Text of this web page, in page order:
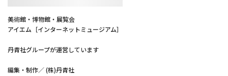
美術館・博物館・展覧会
アイエム［インターネットミュージアム］
丹青社グループが運営しています
編集・制作／ (株)丹青社